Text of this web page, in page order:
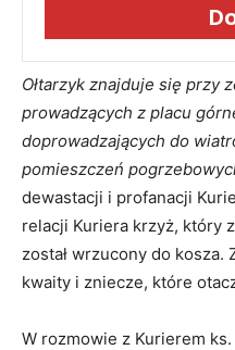
Ołtarzyk znajduje się przy
prowadzących z placu
doprowadzających do
pomieszczeń
dewastacji i profanacji
relacji Kuriera krzyż, który
został wrzucony do kosza.
kwaity i zniecze, które
W rozmowie z Kurierem